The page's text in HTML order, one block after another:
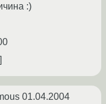
:)
01.04.2004